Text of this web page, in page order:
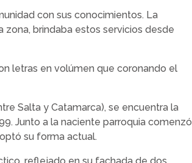
con sus conocimientos. La
brindaba estos servicios desde
letras en volúmen que coronando el
Salta y Catamarca), se encuentra la
Junto a la naciente parroquia comenzó
su forma actual.